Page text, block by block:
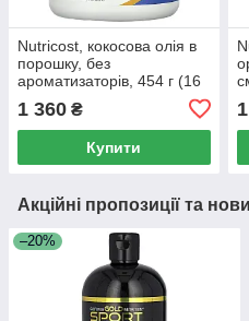
Nutricost, кокосова олія в
порошку, без
ароматизаторів, 454 г (16
1 360 ₴
Купити
Акційні пропозиції та
–20%